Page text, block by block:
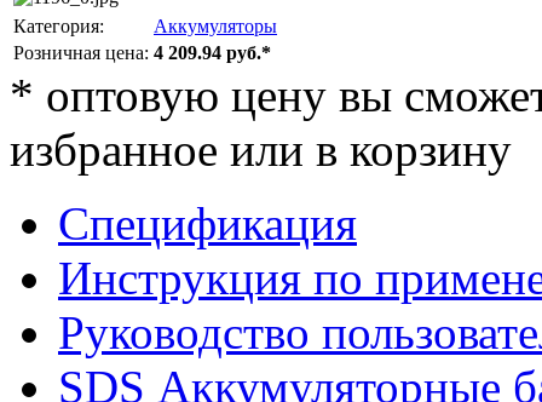
Категория:
Аккумуляторы
Розничная цена: 4 209.94 руб.*
* оптовую цену вы
избранное или в корзину
Спецификация
Инструкция по
Руководство
SDS Аккумуляторные